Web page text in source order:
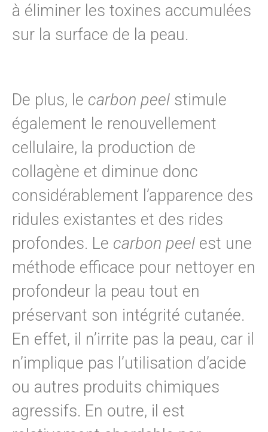
à éliminer les toxines accumulées
sur la surface de la peau.
De plus, le carbon peel stimule
également le renouvellement
cellulaire, la production de
collagène et diminue donc
considérablement l’apparence des
ridules existantes et des rides
profondes. Le carbon peel est une
méthode efficace pour nettoyer en
profondeur la peau tout en
préservant son intégrité cutanée.
En effet, il n’irrite pas la peau, car il
n’implique pas l’utilisation d’acide
ou autres produits chimiques
agressifs. En outre, il est